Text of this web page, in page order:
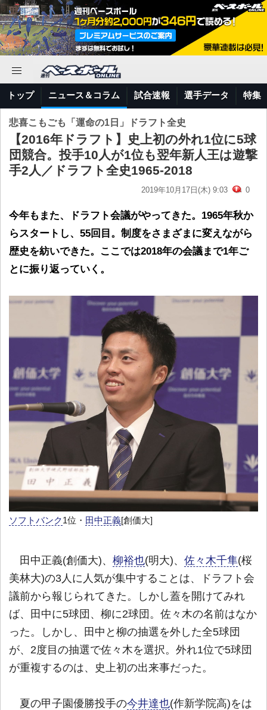
トップ ニュース＆コラム 試合速報 選手データ 特集
悲喜こもごも「運命の1日」ドラフト全史
【2016年ドラフト】史上初の外れ1位に5球
団競合。投手10人が1位も翌年新人王は遊撃
手2人／ドラフト全史1965-2018
2019年10月17日(木) 9:03 0
今年もまた、ドラフト会議がやってきた。1965年秋か
らスタートし、55回目。制度をさまざまに変えながら
歴史を紡いできた。ここでは2018年の会議まで1年ご
とに振り返っていく。
ソフトバンク1位・ 田中正義[創価大]
田中正義(創価大)、 柳裕也(明大)、 佐々木千隼(桜
美林大)の3人に人気が集中することは、ドラフト会
議前から報じられてきた。しかし蓋を開けてみれ
ば、田中に5球団、柳に2球団。佐々木の名前はなか
った。しかし、田中と柳の抽選を外した全5球団
が、2度目の抽選で佐々木を選択。外れ1位で5球団
が重複するのは、史上初の出来事だった。
夏の甲子園優勝投手の今井達也(作新学院高)をは